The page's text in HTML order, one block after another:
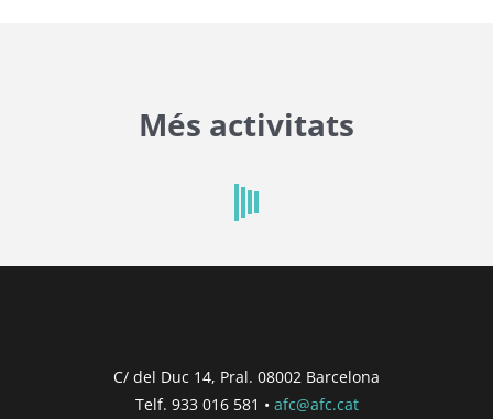
Més activitats
C/ del Duc 14, Pral. 08002 Barcelona
Telf. 933 016 581 • afc@afc.cat